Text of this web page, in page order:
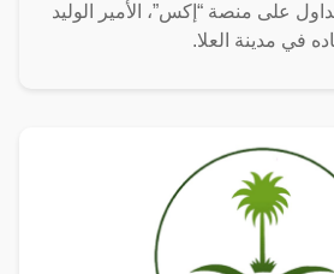
على منصة “إكس”، الأمير الوليد
في مدينة العلا.